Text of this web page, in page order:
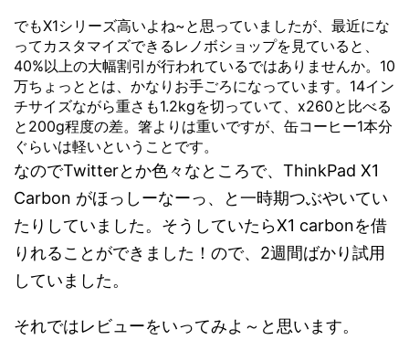
でもX1シリーズ高いよね~と思っていましたが、最近にな
ってカスタマイズできるレノボショップを見ていると、
40%以上の大幅割引が行われているではありませんか。10
万ちょっととは、かなりお手ごろになっています。14イン
チサイズながら重さも1.2kgを切っていて、x260と比べる
と200g程度の差。箸よりは重いですが、缶コーヒー1本分
ぐらいは軽いということです。
なのでTwitterとか色々なところで、ThinkPad X1
Carbon がほっしーなーっ、と一時期つぶやいてい
たりしていました。そうしていたらX1 carbonを借
りれることができました！ので、2週間ばかり試用
していました。
それではレビューをいってみよ～と思います。